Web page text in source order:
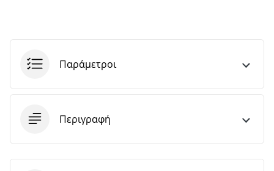
Παράμετροι
Περιγραφή